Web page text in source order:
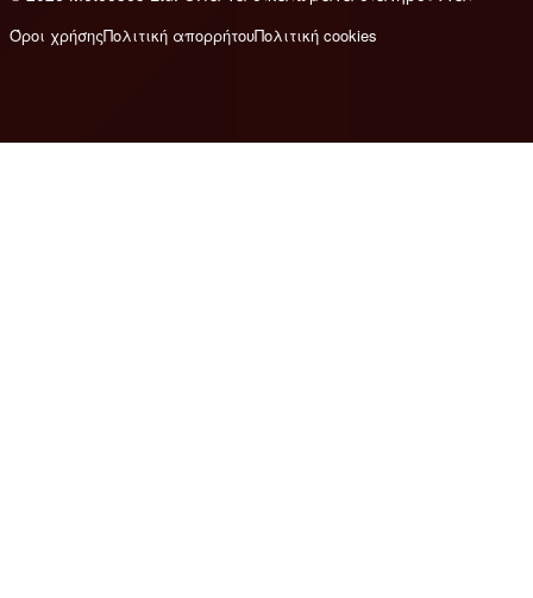
Όροι χρήσηςΠολιτική απορρήτουΠολιτική cookies